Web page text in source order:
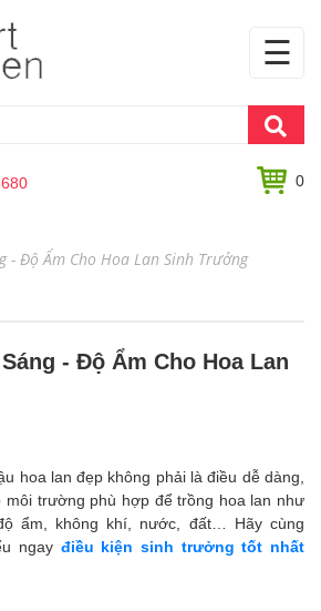
0
☰
- Độ Ẩm Cho Hoa Lan Sinh Trưởng
- Độ Ẩm Cho Hoa Lan
hoa lan đẹp không phải là điều dễ dàng,
môi trường phù hợp để trồng hoa lan như
ẩm, không khí, nước, đất… Hãy cùng
ngay điều kiện sinh trưởng tốt nhất